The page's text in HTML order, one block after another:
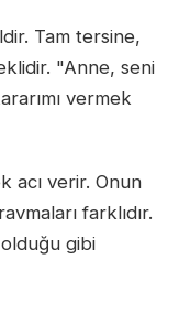
Tam tersine,
"Anne, seni
vermek
acı verir. Onun
farklıdır.
gibi